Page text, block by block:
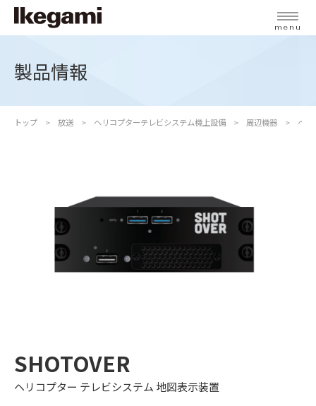
menu
製品情報
トップ 放送 ヘリコプターテレビシステム機上設備 周辺機器 ヘリ
SHOTOVER
ヘリコプター テレビシステム 地図表示装置